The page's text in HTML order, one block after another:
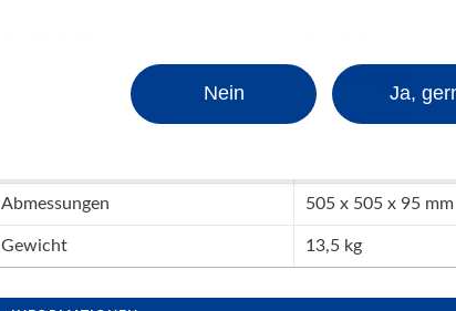
80 - 400 g/m²
max. 435 mm
Abmessungen 505 x 505 x 95 mm
Gewicht 13,5 kg
Nein Ja,